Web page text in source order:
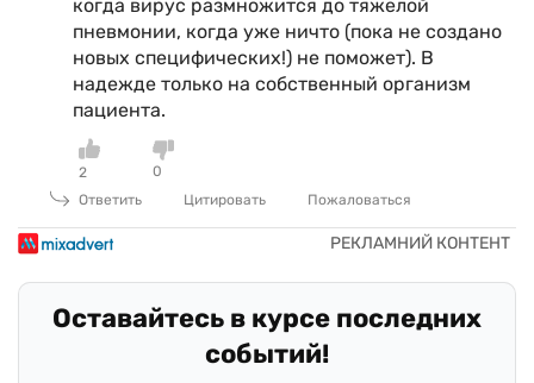
когда вирус размножится до тяжелой
пневмонии, когда уже ничто (пока не создано
новых специфических!) не поможет). В
надежде только на собственный организм
пациента.
2
0
Ответить
Цитировать Пожаловаться
Оставайтесь в курсе последних
событий!